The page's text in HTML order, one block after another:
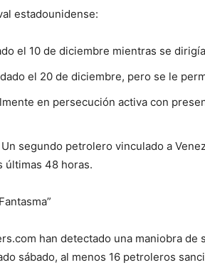
estadounidense:
el 10 de diciembre mientras se
el 20 de diciembre, pero se le
en persecución activa con
segundo petrolero vinculado a
últimas 48 horas.
han detectado una maniobra de
sábado, al menos 16 petroleros